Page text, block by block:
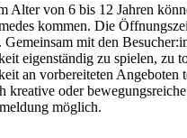
Alter von 6 bis 12 Jahren
kommen. Die
Gemeinsam mit den
eigenständig zu spielen, zu
an vorbereiteten Angeboten
kreative oder
möglich.